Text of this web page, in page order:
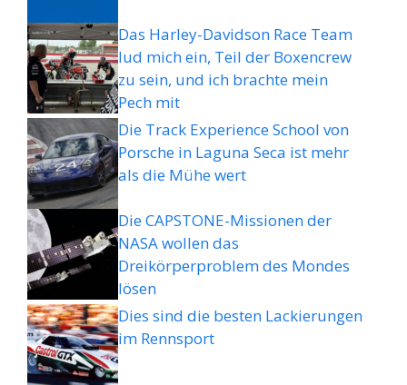
Das Harley-Davidson Race Team
lud mich ein, Teil der Boxencrew
zu sein, und ich brachte mein
Pech mit
Die Track Experience School von
Porsche in Laguna Seca ist mehr
als die Mühe wert
Die CAPSTONE-Missionen der
NASA wollen das
Dreikörperproblem des Mondes
lösen
Dies sind die besten Lackierungen
im Rennsport